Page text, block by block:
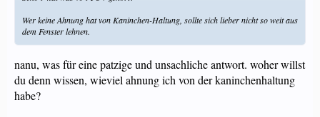
Wer keine Ahnung hat von Kaninchen-Haltung, sollte sich lieber nicht so weit aus
dem Fenster lehnen.
nanu, was für eine patzige und unsachliche antwort. woher willst
du denn wissen, wieviel ahnung ich von der kaninchenhaltung
habe?